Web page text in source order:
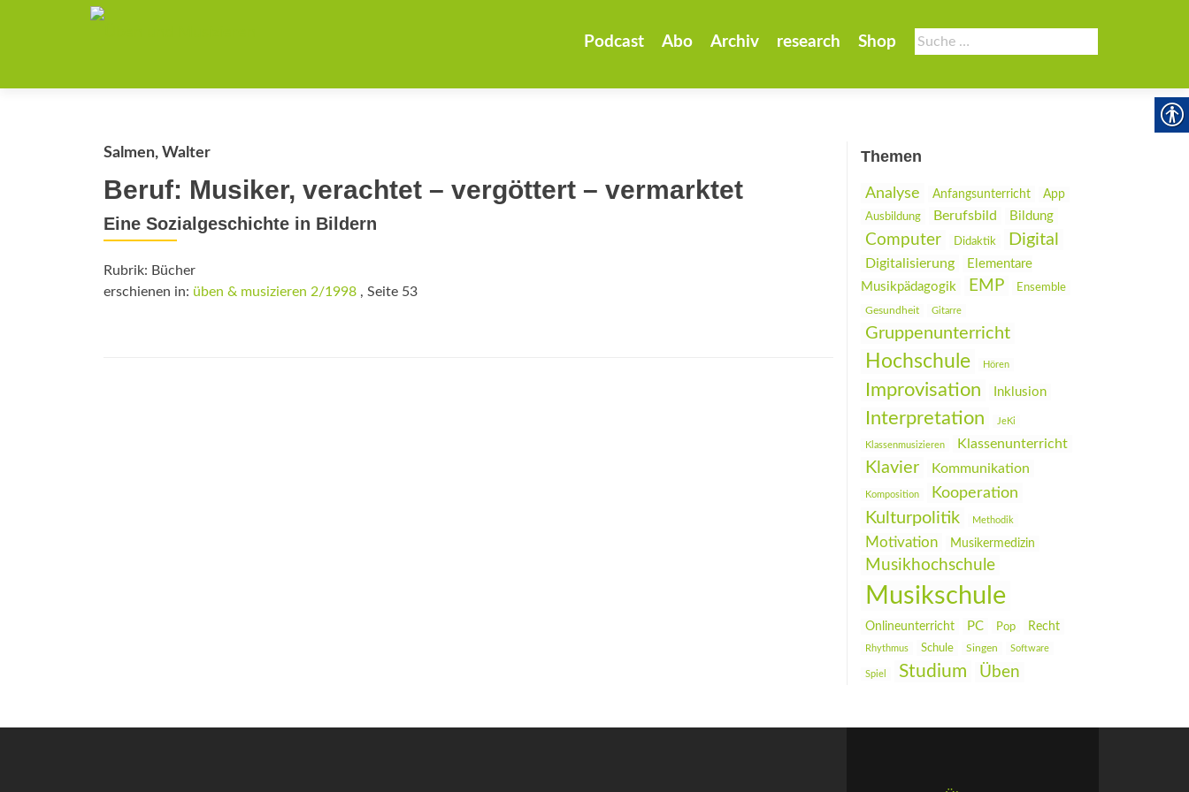
Suche
nach:
Podcast Abo Archiv research Shop
Salmen, Walter
Beruf: Musiker, verachtet – vergöttert – vermarktet
Eine Sozialgeschichte in Bildern
Rubrik: Bücher
erschienen in: üben & musizieren 2/1998 , Seite 53
Themen
Analyse Anfangsunterricht
App
Ausbildung
Berufsbild Bildung
Computer Didaktik Digital
Digitalisierung
Elementare
Musikpädagogik
EMP Ensemble
Gesundheit Gitarre
Gruppenunterricht
Hochschule Hören
Improvisation Inklusion
Interpretation JeKi
Klassenmusizieren Klassenunterricht
Klavier Kommunikation
Komposition Kooperation
Kulturpolitik Methodik
Motivation Musikermedizin
Musikhochschule
Musikschule
Onlineunterricht PC Pop Recht
Rhythmus Schule Singen Software
Spiel Studium Üben